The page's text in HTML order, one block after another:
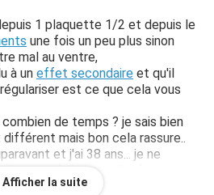
1 plaquette 1/2 et depuis le
une fois un peu plus sinon
mal au ventre,
à un effet secondaire et qu'il
est ce que cela vous
de temps ? je sais bien
mais bon cela rassure..
et j'ai 38 ans... je ne
je ne souhaite pas d'enfant et
mois pour rien j'ai un
Afficher la suite